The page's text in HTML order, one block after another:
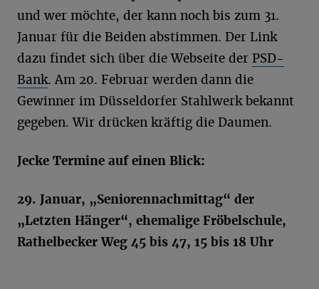
und wer möchte, der kann noch bis zum 31.
Januar für die Beiden abstimmen. Der Link
dazu findet sich über die Webseite der PSD-
Bank. Am 20. Februar werden dann die
Gewinner im Düsseldorfer Stahlwerk bekannt
gegeben. Wir drücken kräftig die Daumen.
Jecke Termine auf einen Blick:
29. Januar, „Seniorennachmittag“ der
„Letzten Hänger“, ehemalige Fröbelschule,
Rathelbecker Weg 45 bis 47, 15 bis 18 Uhr